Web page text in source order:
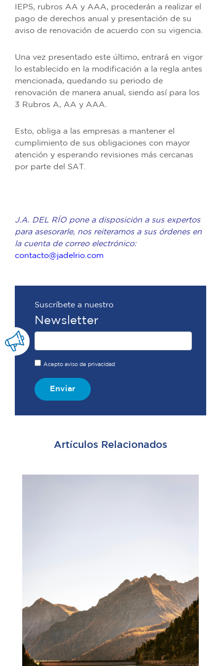
IEPS, rubros AA y AAA, procederán a realizar el
pago de derechos anual y presentación de su
aviso de renovación de acuerdo con su vigencia.
Una vez presentado este último, entrará en vigor
lo establecido en la modificación a la regla antes
mencionada, quedando su periodo de
renovación de manera anual, siendo así para los
3 Rubros A, AA y AAA.
Esto, obliga a las empresas a mantener el
cumplimiento de sus obligaciones con mayor
atención y esperando revisiones más cercanas
por parte del SAT.
J.A. DEL RÍO pone a disposición a sus expertos
para asesorarle, nos reiteramos a sus órdenes en
la cuenta de correo electrónico:
contacto@jadelrio.com
Suscríbete a nuestro
Newsletter
Acepto aviso de privacidad
Enviar
Artículos Relacionados